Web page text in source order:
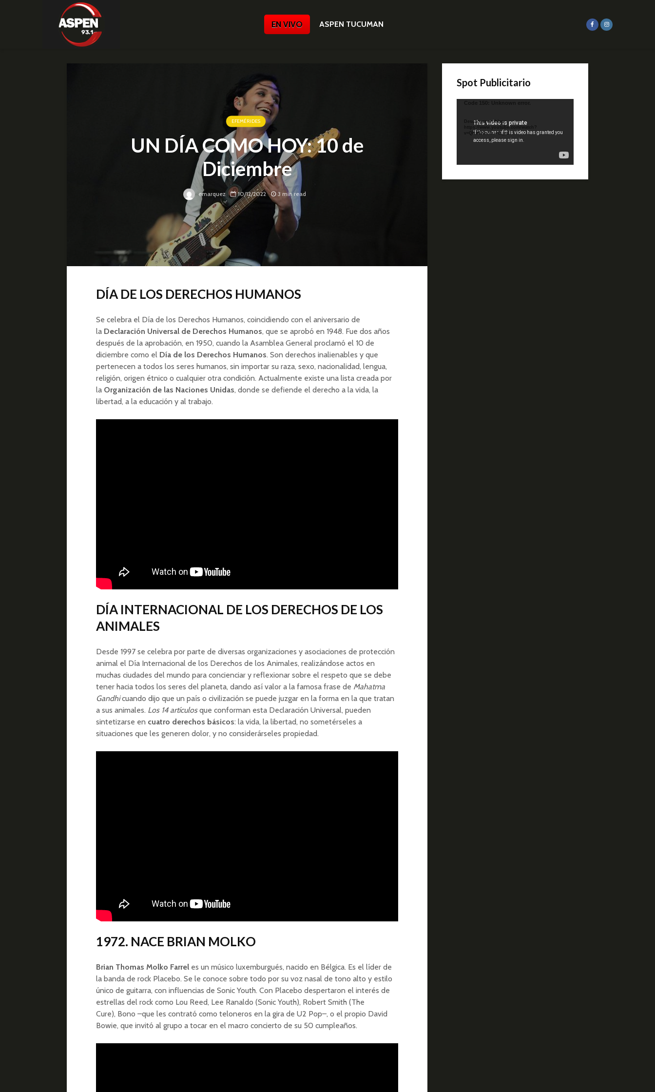
EN VIVO ASPEN TUCUMAN
EFEMÉRIDES
UN DÍA COMO HOY: 10 de
Diciembre
emarquez 10/12/2022 3 min read
DÍA DE LOS DERECHOS HUMANOS
Se celebra el Día de los Derechos Humanos, coincidiendo con el aniversario de
la Declaración Universal de Derechos Humanos, que se aprobó en 1948. Fue dos años
después de la aprobación, en 1950, cuando la Asamblea General proclamó el 10 de
diciembre como el Día de los Derechos Humanos. Son derechos inalienables y que
pertenecen a todos los seres humanos, sin importar su raza, sexo, nacionalidad, lengua,
religión, origen étnico o cualquier otra condición. Actualmente existe una lista creada por
la Organización de las Naciones Unidas, donde se defiende el derecho a la vida, la
libertad, a la educación y al trabajo.
DÍA INTERNACIONAL DE LOS DERECHOS DE LOS
ANIMALES
Desde 1997 se celebra por parte de diversas organizaciones y asociaciones de protección
animal el Día Internacional de los Derechos de los Animales, realizándose actos en
muchas ciudades del mundo para concienciar y reflexionar sobre el respeto que se debe
tener hacia todos los seres del planeta, dando así valor a la famosa frase de Mahatma
Gandhicuando dijo que un país o civilización se puede juzgar en la forma en la que tratan
a sus animales. Los 14 artículosque conforman esta Declaración Universal, pueden
sintetizarse en cuatro derechos básicos: la vida, la libertad, no sometérseles a
situaciones que les generen dolor, y no considerárseles propiedad.
1972. NACE BRIAN MOLKO
Brian Thomas Molko Farrel es un músico luxemburgués, nacido en Bélgica. Es el líder de
la banda de rock Placebo. Se le conoce sobre todo por su voz nasal de tono alto y estilo
único de guitarra, con influencias de Sonic Youth. Con Placebo despertaron el interés de
estrellas del rock como Lou Reed, Lee Ranaldo (Sonic Youth), Robert Smith (The
Cure), Bono –que les contrató como teloneros en la gira de U2 Pop–, o el propio David
Bowie, que invitó al grupo a tocar en el macro concierto de su 50 cumpleaños.
Spot Publicitario
Reproductor
Code 150: Unknown error.
Descargar archivo:
https://www.youtube.com/watch?
v=QKif6Ko80uA&_=1